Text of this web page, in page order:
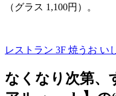
（グラス 1,100円）。
レストラン 3F 焼うお い
なくなり次第、